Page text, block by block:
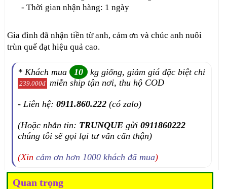
- Thời gian nhận hàng: 1 ngày
Gia đình đã nhận tiền từ anh, cảm ơn và chúc anh nuôi
trùn quế đạt hiệu quả cao.
* Khách mua 10 kg giống, giảm giá đặc biệt chỉ
239.000đ miễn ship tận nơi, thu hộ COD
- Liên hệ:0911.860.222 (có zalo)
(Hoặc nhắn tin: TRUNQUE gửi0911860222
chúng tôi sẽ gọi lại tư vấn cẩn thận)
(Xincảm ơn hơn 1000 khách đã mua)
Quan trọng